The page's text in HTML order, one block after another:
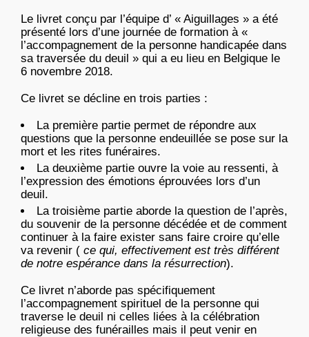
Le livret conçu par l’équipe d’ « Aiguillages » a été
présenté lors d’une journée de formation à «
l’accompagnement de la personne handicapée dans
sa traversée du deuil » qui a eu lieu en Belgique le
6 novembre 2018.
Ce livret se décline en trois parties :
La première partie permet de répondre aux
questions que la personne endeuillée se pose sur la
mort et les rites funéraires.
La deuxième partie ouvre la voie au ressenti, à
l’expression des émotions éprouvées lors d’un
deuil.
La troisième partie aborde la question de l’après,
du souvenir de la personne décédée et de comment
continuer à la faire exister sans faire croire qu’elle
va revenir ( ce qui, effectivement est très différent
de notre espérance dans la résurrection).
Ce livret n’aborde pas spécifiquement
l’accompagnement spirituel de la personne qui
traverse le deuil ni celles liées à la célébration
religieuse des funérailles mais il peut venir en